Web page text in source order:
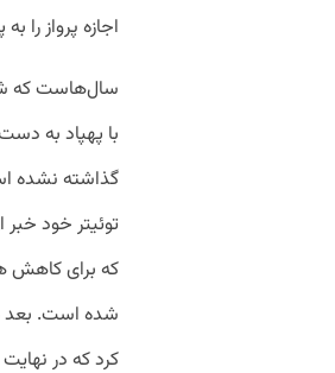
اجازه پرواز
سال‌هاست که
با پهپاد به
گذاشته نشده
توئیتر خود خبر
که برای کاهش
شده است. بعد
کرد که در